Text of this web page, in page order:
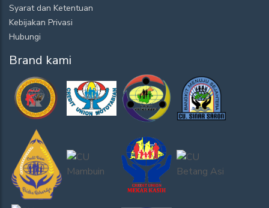
Syarat dan Ketentuan
Kebijakan Privasi
Hubungi
Brand kami